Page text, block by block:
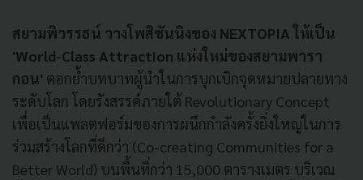
สยามพิวรรธน์ วางโพสิชันนิงของ NEXTOPIA ให้เป็น
'World-Class Attraction แห่งใหม่ของสยามพารา
กอน' ตอกย้ำบทบาทผู้นำในการบุกเบิกจุดหมายปลายทาง
ระดับโลก โดยรังสรรค์ภายใต้ Revolutionary Concept
เพื่อเป็นแพลตฟอร์มของการผนึกกำลังครั้งยิ่งใหญ่ในการ
ร่วมสร้างโลกที่ดีกว่า (Co-creating Communities for a
Better World) บนพื้นที่กว่า 15,000 ตารางเมตร บริเวณ